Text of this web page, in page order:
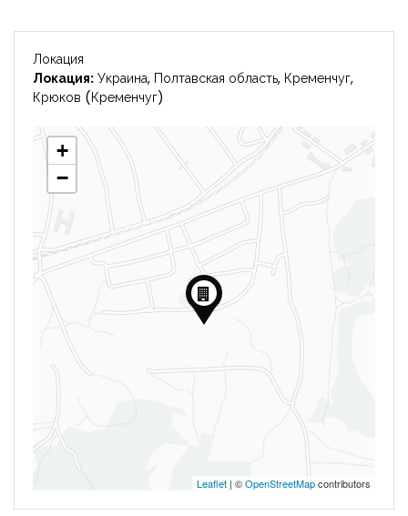
Локация
Локация: Украина, Полтавская область, Кременчуг,
Крюков (Кременчуг)
+
−
Leaflet | ©OpenStreetMapcontributors